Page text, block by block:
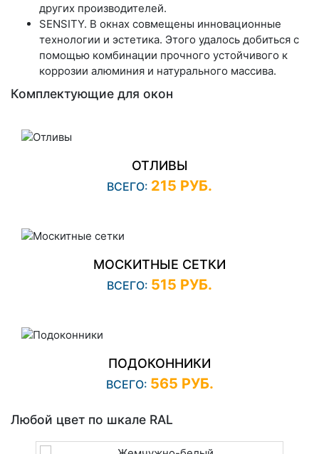
других производителей.
SENSITY. В окнах совмещены инновационные
технологии и эстетика. Этого удалось добиться с
помощью комбинации прочного устойчивого к
коррозии алюминия и натурального массива.
Комплектующие для окон
ОТЛИВЫ
ВСЕГО: 215 РУБ.
МОСКИТНЫЕ СЕТКИ
ВСЕГО: 515 РУБ.
ПОДОКОННИКИ
ВСЕГО: 565 РУБ.
Любой цвет по шкале RAL